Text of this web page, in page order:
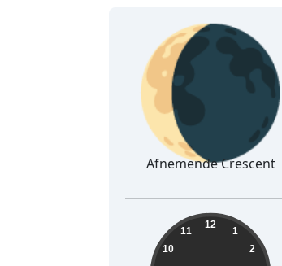
🌘
Afnemende Crescent
04:20:19 12
1
2
10
11